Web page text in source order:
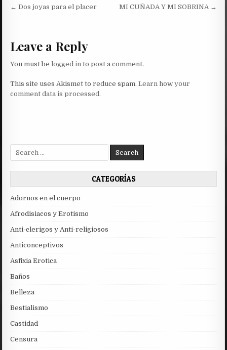
Post
← Dos joyas para el placer MI CUÑADA Y MI SOBRINA →
Leave a Reply
You must belogged in to post a comment.
This site uses Akismet to reduce spam.Learn how your
comment data is processed.
Search
for:
CATEGORÍAS
Adornos en el cuerpo
Afrodisiacos y Erotismo
Anti-clerigos y Anti-religiosos
Anticonceptivos
Asfixia Erotica
Baños
Belleza
Bestialismo
Castidad
Censura